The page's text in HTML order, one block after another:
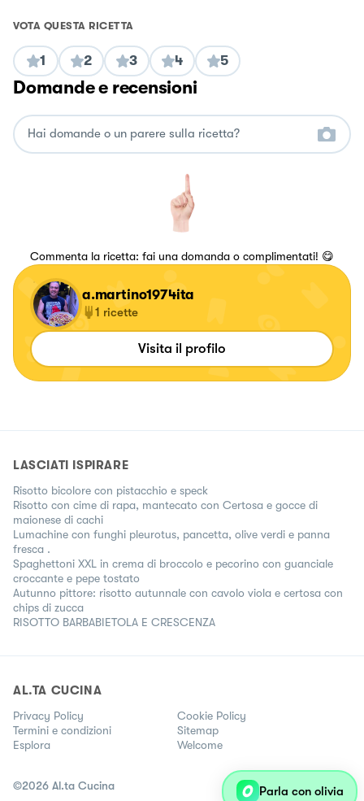
VOTA QUESTA RICETTA
1 2 3 4 5
Domande e recensioni
Commenta la ricetta: fai una domanda o complimentati! 😋
a.martino1974ita
1 ricette
Visita il profilo
LASCIATI ISPIRARE
Risotto bicolore con pistacchio e speck
Risotto con cime di rapa, mantecato con Certosa e gocce di
maionese di cachi
Lumachine con funghi pleurotus, pancetta, olive verdi e panna
fresca .
Spaghettoni XXL in crema di broccolo e pecorino con guanciale
croccante e pepe tostato
Autunno pittore: risotto autunnale con cavolo viola e certosa con
chips di zucca
RISOTTO BARBABIETOLA E CRESCENZA
AL.TA CUCINA
Privacy Policy
Cookie Policy
Termini e condizioni
Sitemap
Esplora
Welcome
©2026 Al.ta Cucina Parla con olivia